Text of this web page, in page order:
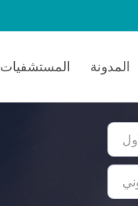
المستشفيات المدونة